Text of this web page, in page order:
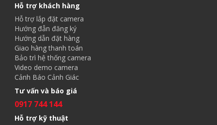
Hỗ trợ khách hàng
Hỗ trợ lắp đặt camera
Hướng đẫn đăng ký
Hướng dẫn đặt hàng
Giao hàng thanh toán
Bảo trì hệ thống camera
Video demo camera
Cảnh Báo Cảnh Giác
Tư vấn và báo giá
0917 744 144
Hỗ trợ kỹ thuật